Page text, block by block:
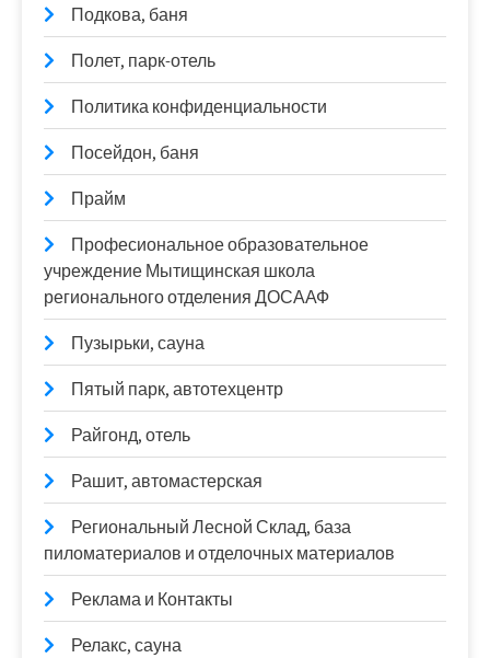
Подкова, баня
Полет, парк-отель
Политика конфиденциальности
Посейдон, баня
Прайм
Професиональное образовательное
учреждение Мытищинская школа
регионального отделения ДОСААФ
Пузырьки, сауна
Пятый парк, автотехцентр
Райгонд, отель
Рашит, автомастерская
Региональный Лесной Склад, база
пиломатериалов и отделочных материалов
Реклама и Контакты
Релакс, сауна